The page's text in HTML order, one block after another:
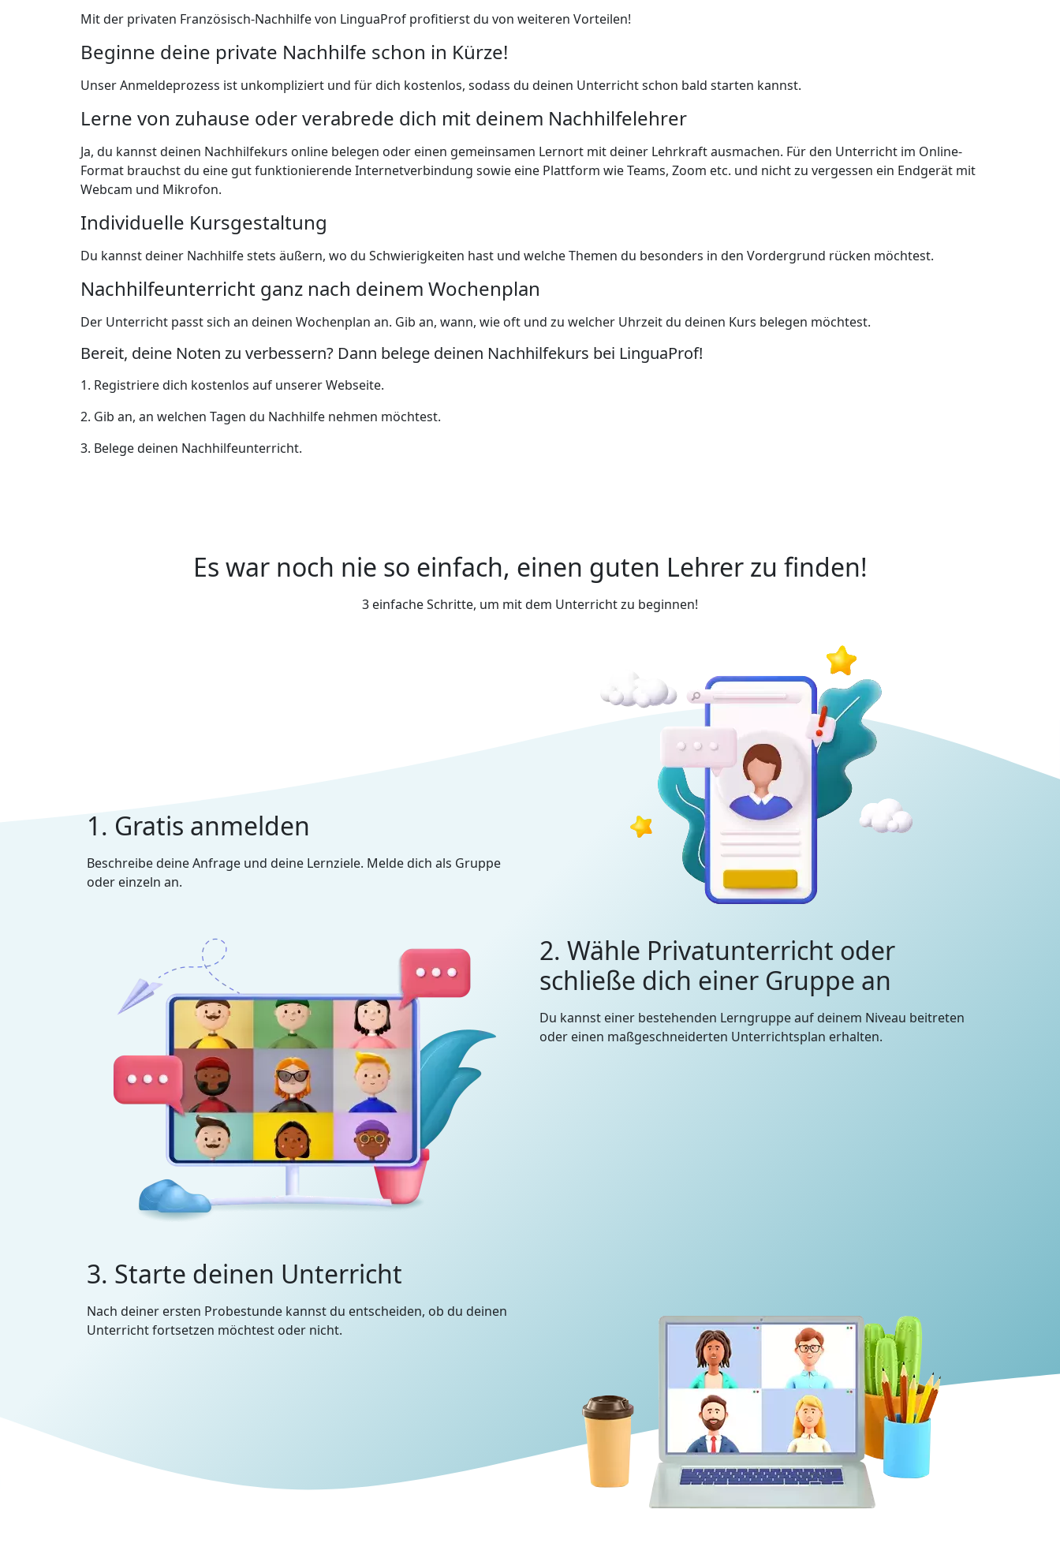
Mit der privaten Französisch-Nachhilfe von LinguaProf profitierst du von weiteren Vorteilen!
Beginne deine private Nachhilfe schon in Kürze!
Unser Anmeldeprozess ist unkompliziert und für dich kostenlos, sodass du deinen Unterricht schon bald starten kannst.
Lerne von zuhause oder verabrede dich mit deinem Nachhilfelehrer
Ja, du kannst deinen Nachhilfekurs online belegen oder einen gemeinsamen Lernort mit deiner Lehrkraft ausmachen. Für den Unterricht im Online-
Format brauchst du eine gut funktionierende Internetverbindung sowie eine Plattform wie Teams, Zoom etc. und nicht zu vergessen ein Endgerät mit
Webcam und Mikrofon.
Individuelle Kursgestaltung
Du kannst deiner Nachhilfe stets äußern, wo du Schwierigkeiten hast und welche Themen du besonders in den Vordergrund rücken möchtest.
Nachhilfeunterricht ganz nach deinem Wochenplan
Der Unterricht passt sich an deinen Wochenplan an. Gib an, wann, wie oft und zu welcher Uhrzeit du deinen Kurs belegen möchtest.
Bereit, deine Noten zu verbessern? Dann belege deinen Nachhilfekurs bei LinguaProf!
1. Registriere dich kostenlos auf unserer Webseite.
2. Gib an, an welchen Tagen du Nachhilfe nehmen möchtest.
3. Belege deinen Nachhilfeunterricht.
Es war noch nie so einfach, einen guten Lehrer zu finden!
3 einfache Schritte, um mit dem Unterricht zu beginnen!
1. Gratis anmelden
Beschreibe deine Anfrage und deine Lernziele. Melde dich als Gruppe
oder einzeln an.
2. Wähle Privatunterricht oder
schließe dich einer Gruppe an
Du kannst einer bestehenden Lerngruppe auf deinem Niveau beitreten
oder einen maßgeschneiderten Unterrichtsplan erhalten.
3. Starte deinen Unterricht
Nach deiner ersten Probestunde kannst du entscheiden, ob du deinen
Unterricht fortsetzen möchtest oder nicht.